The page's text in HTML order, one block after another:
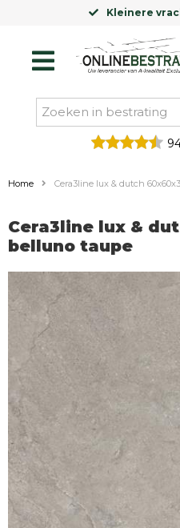
Kleinere
Home Cera3line lux & dutch
Cera3line lux &
belluno taupe